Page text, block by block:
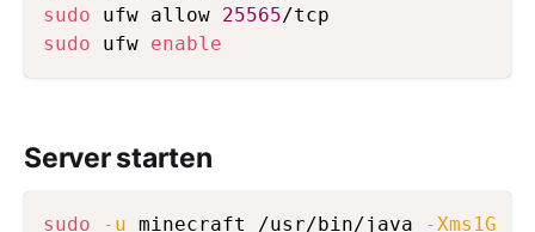
sudo ufw allow 25565
sudo ufw enable
Server starten
sudo -u minecraft /usr/bin/java -Xms1G